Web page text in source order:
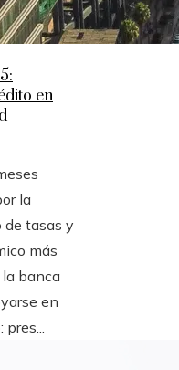
en
la
de tasas y
más
banca
en
pres...